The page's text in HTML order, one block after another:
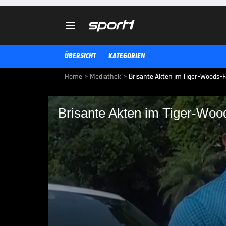

ÜBERSICHT KATEGORIEN
Home > Mediathek > Brisante Akten im Tiger-Woods-
Brisante Akten im Tiger-
Brisante Akten im
Aufsehen
Im Fall um seine Verhaftung im
Substanzeinfluss muss Tiger
übergeben. Die Öffentlichkeit